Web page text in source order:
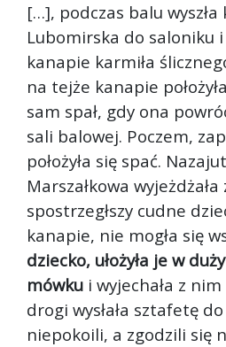
[…], podczas balu wyszła
Lubomirska do saloniku i
kanapie karmiła
na tejże kanapie
sam spał, gdy ona
sali balowej. Poczem,
położyła się spać.
Marszałkowa
spostrzegłszy cudne
kanapie, nie mogła się
dziecko, ułożyła je w
mówku i wyjechała z
drogi wysłała sztafetę
niepokoili, a zgodzili się